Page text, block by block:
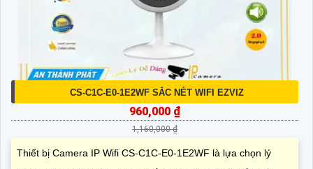
CS-C1C-E0-1E2WF SẮC NÉT WIFI EZVIZ
960,000 ₫
1,160,000 ₫
Thiết bị Camera IP Wifi CS-C1C-E0-1E2WF là lựa chọn lý